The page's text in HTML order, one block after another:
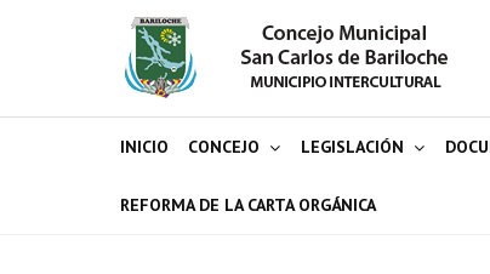
INICIO CONCEJO LEGISLACIÓN
REFORMA DE LA CARTA ORGÁNICA